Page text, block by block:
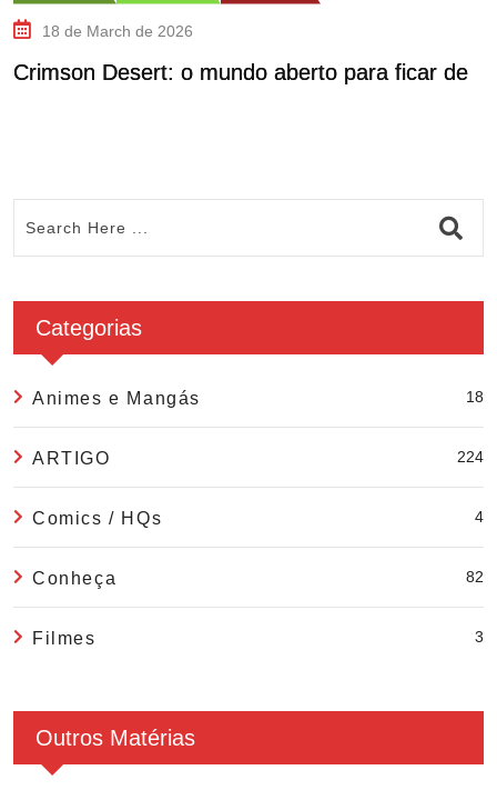
18 de March de 2026
Crimson Desert: o mundo aberto para ficar de
Categorias
Animes e Mangás 18
ARTIGO 224
Comics / HQs 4
Conheça 82
Filmes 3
Outros Matérias